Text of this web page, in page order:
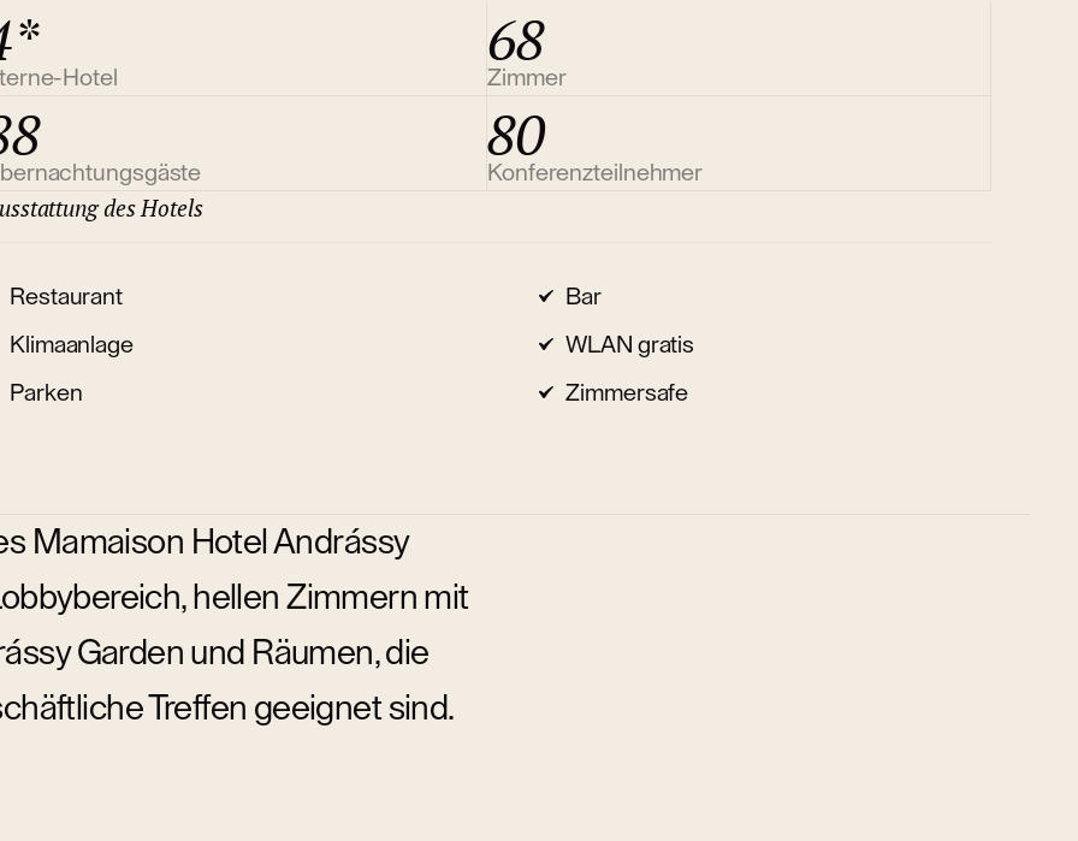
Hotel
68
Zimmer
80
Konferenzteilnehmer
des Hotels
Restaurant
Bar
Klimaanlage
WLAN gratis
Parken
Zimmersafe
Mamaison Hotel Andrássy
hellen Zimmern mit
Garden und Räumen, die
Treffen geeignet sind.